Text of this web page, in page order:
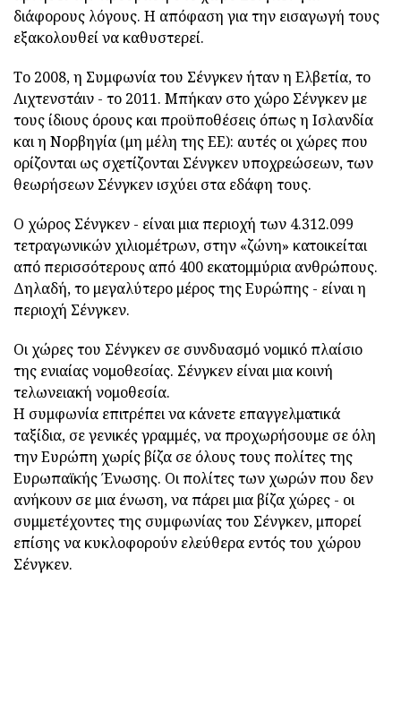
διάφορους λόγους. Η απόφαση για την εισαγωγή τους
εξακολουθεί να καθυστερεί.
Το 2008, η Συμφωνία του Σένγκεν ήταν η Ελβετία, το
Λιχτενστάιν - το 2011. Μπήκαν στο χώρο Σένγκεν με
τους ίδιους όρους και προϋποθέσεις όπως η Ισλανδία
και η Νορβηγία (μη μέλη της ΕΕ): αυτές οι χώρες που
ορίζονται ως σχετίζονται Σένγκεν υποχρεώσεων, των
θεωρήσεων Σένγκεν ισχύει στα εδάφη τους.
Ο χώρος Σένγκεν - είναι μια περιοχή των 4.312.099
τετραγωνικών χιλιομέτρων, στην «ζώνη» κατοικείται
από περισσότερους από 400 εκατομμύρια ανθρώπους.
Δηλαδή, το μεγαλύτερο μέρος της Ευρώπης - είναι η
περιοχή Σένγκεν.
Οι χώρες του Σένγκεν σε συνδυασμό νομικό πλαίσιο
της ενιαίας νομοθεσίας. Σένγκεν είναι μια κοινή
τελωνειακή νομοθεσία.
Η συμφωνία επιτρέπει να κάνετε επαγγελματικά
ταξίδια, σε γενικές γραμμές, να προχωρήσουμε σε όλη
την Ευρώπη χωρίς βίζα σε όλους τους πολίτες της
Ευρωπαϊκής Ένωσης. Οι πολίτες των χωρών που δεν
ανήκουν σε μια ένωση, να πάρει μια βίζα χώρες - οι
συμμετέχοντες της συμφωνίας του Σένγκεν, μπορεί
επίσης να κυκλοφορούν ελεύθερα εντός του χώρου
Σένγκεν.